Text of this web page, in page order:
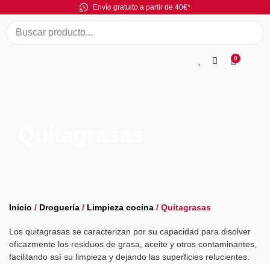
Envío gratuito a partir de 40€*
0
Inicio / Droguería / Limpieza cocina / Quitagrasas
Los quitagrasas se caracterizan por su capacidad para disolver
eficazmente los residuos de grasa, aceite y otros contaminantes,
facilitando así su limpieza y dejando las superficies relucientes.